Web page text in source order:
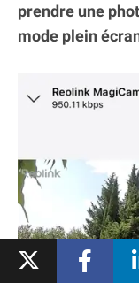
prendre une
mode plein